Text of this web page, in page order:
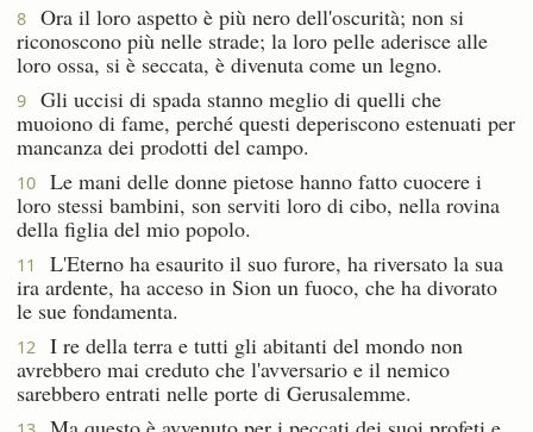
8
Ora il loro aspetto è più nero dell'oscurità; non si
riconoscono più nelle strade; la loro pelle aderisce alle
loro ossa, si è seccata, è divenuta come un legno.
9
Gli uccisi di spada stanno meglio di quelli che
muoiono di fame, perché questi deperiscono estenuati per
mancanza dei prodotti del campo.
10
Le mani delle donne pietose hanno fatto cuocere i
loro stessi bambini, son serviti loro di cibo, nella rovina
della figlia del mio popolo.
11
L'Eterno ha esaurito il suo furore, ha riversato la sua
ira ardente, ha acceso in Sion un fuoco, che ha divorato
le sue fondamenta.
12
I re della terra e tutti gli abitanti del mondo non
avrebbero mai creduto che l'avversario e il nemico
sarebbero entrati nelle porte di Gerusalemme.